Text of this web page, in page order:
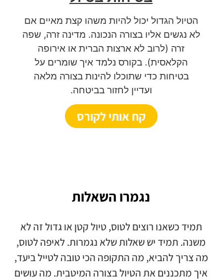
הטיול הגדול יכול להיות משהו קצת מאיים אם
לא נגשים אליו בצורה הנכונה. מדינה זרה, שפה
זרה (לרוב לא ארצות הברית או אירופה
הקלאסית). בקורס נלמד איך שומרים על
בטיחות כדי שתוכלו להינות בצורה מלאה
ועדיין לחזור בביטחה.
קח אותי לקורס
נגמרו השאלות
תמיד כשאנו רוצים לטוס, טיול קטן או גדול זה לא
משנה. תמיד יש שאלות שלא נגמרות. לאיפה לטוס,
מה צריך להביא, מה התקופה הכי טובה לטייל ביעד,
איך מתכננים את הטיול בצורה המיטבית. מה עושים